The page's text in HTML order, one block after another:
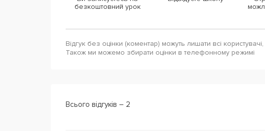
безкоштовний урок
Відгук без оцінки (коментар) можуть лишати всі
Також ми можемо збирати оцінки в телефонному режимі
Всього відгуків – 2